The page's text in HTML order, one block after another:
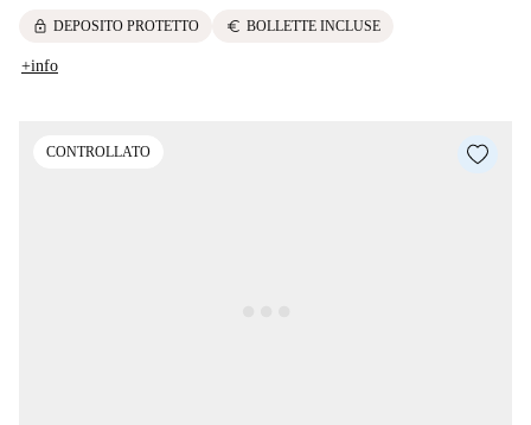
lock DEPOSITO PROTETTO euro BOLLETTE INCLUSE
+info
CONTROLLATO